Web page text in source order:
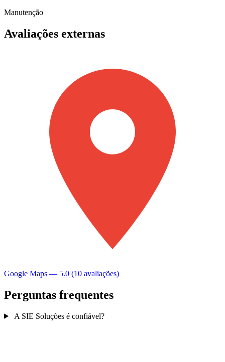
Manutenção
Avaliações externas
Google Maps — 5.0 (10 avaliações)
Perguntas frequentes
A SIE Soluções é confiável?